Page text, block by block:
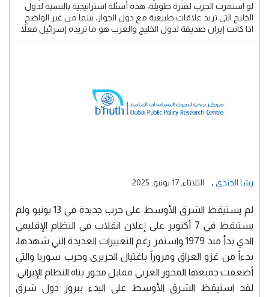
لو استمرت الحرب لفترة طويلة، هذه أسئلة استراتيجية بالنسبة لدول
الخليج التي تريد علاقات طبيعية مع دول الجوار، بينما من غير الواضح
اذا كانت إيران صديقة لدول الخليج والغرب هو ما تريده إسرائيل فعلاً.
رشا الجندي , الثلاثاء, 17 يونيو, 2025
لم يستيقظ الشرق الأوسط على حرب جديدة في 13 يونيو ولم
يستيقظ في 7 أكتوبر على إعلان انقلاب في النظام الإقليمي
الذي بدأ منذ 1979 واستمر رغم التغييرات العديدة التي شهدها،
بدءاً من غزو العراق ومروراً باغتيال الحريري وحرب سوريا والتي
أضعفت جميعها المحور العربي مقابل محور بناه النظام الإيراني.
لقد استيقظ الشرق الأوسط على البدء ببروز دول شرق